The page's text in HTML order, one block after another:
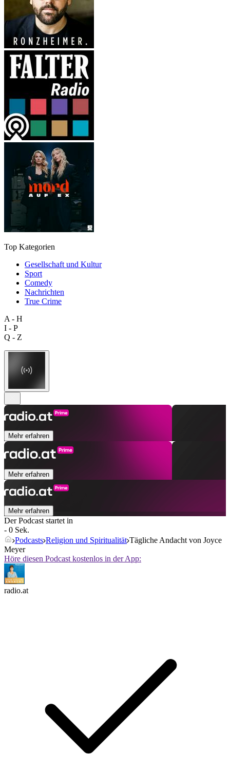
Top Kategorien
Gesellschaft und Kultur
Sport
Comedy
Nachrichten
True Crime
A - H
I - P
Q - Z
Mehr erfahren
Mehr erfahren
Mehr erfahren
Der Podcast startet in
- 0 Sek.
Podcasts Religion und Spiritualität Tägliche Andacht von Joyce
Meyer
Höre diesen Podcast kostenlos in der App:
radio.at